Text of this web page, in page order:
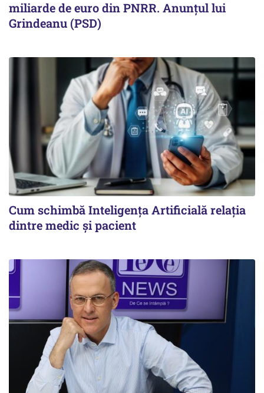
miliarde de euro din PNRR. Anunțul lui
Grindeanu (PSD)
Cum schimbă Inteligența Artificială relația
dintre medic și pacient